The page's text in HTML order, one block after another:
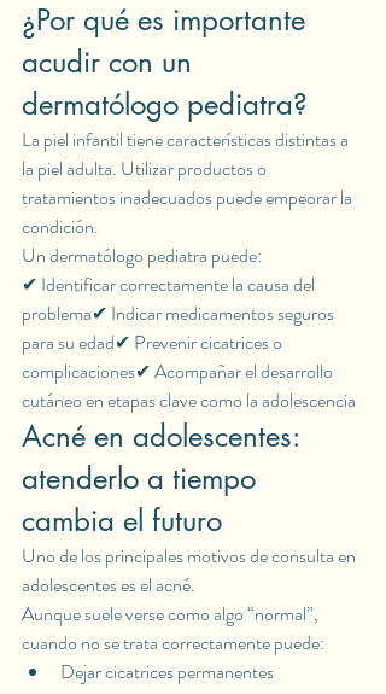
¿Por qué es importante
acudir con un
dermatólogo pediatra?
La piel infantil tiene características distintas a
la piel adulta. Utilizar productos o
tratamientos inadecuados puede empeorar la
condición.
Un dermatólogo pediatra puede:
✔ Identificar correctamente la causa del
problema✔ Indicar medicamentos seguros
para su edad✔ Prevenir cicatrices o
complicaciones✔ Acompañar el desarrollo
cutáneo en etapas clave como la adolescencia
Acné en adolescentes:
atenderlo a tiempo
cambia el futuro
Uno de los principales motivos de consulta en
adolescentes es el acné.
Aunque suele verse como algo “normal”,
cuando no se trata correctamente puede:
Dejar cicatrices permanentes